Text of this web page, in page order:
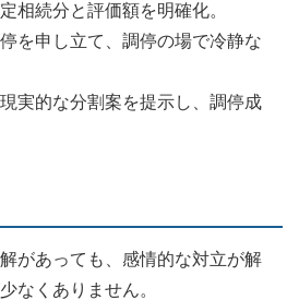
相続分と評価額を明確化。
を申し立て、調停の場で冷静な
実的な分割案を提示し、調停成
があっても、感情的な対立が解
なくありません。